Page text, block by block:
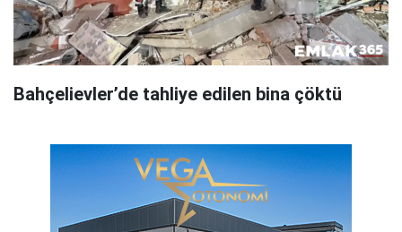
Bahçelievler’de tahliye edilen bina çöktü